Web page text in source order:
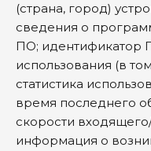
(страна, город)
сведения о
ПО; идентификатор
использования (в
статистика
время последнего
скорости
информация о